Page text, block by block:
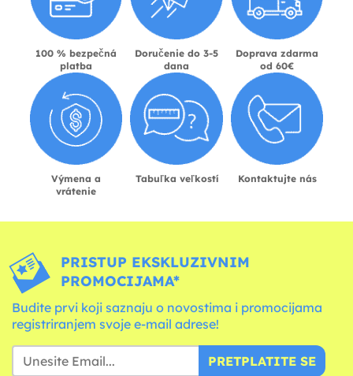
100 % bezpečná
platba
Doručenie do 3-5
dana
Doprava zdarma
od 60€
Výmena a
vrátenie
Tabuľka veľkostí Kontaktujte nás
PRISTUP EKSKLUZIVNIM
PROMOCIJAMA*
Budite prvi koji saznaju o novostima i promocijama
registriranjem svoje e-mail adrese!
PRETPLATITE SE